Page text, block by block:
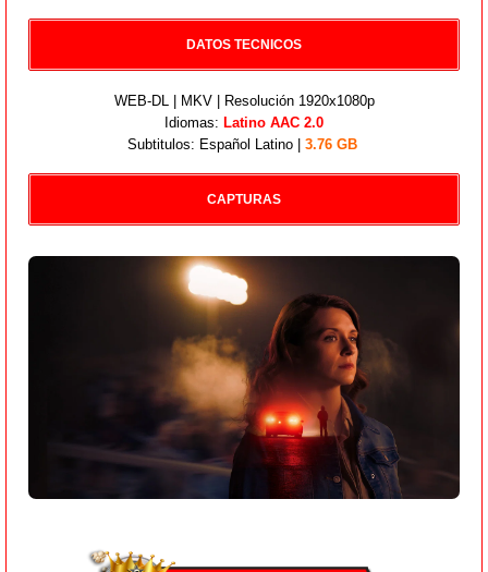
DATOS TECNICOS
WEB-DL | MKV | Resolución 1920x1080p
Idiomas: Latino AAC 2.0
Subtitulos: Español Latino | 3.76 GB
CAPTURAS